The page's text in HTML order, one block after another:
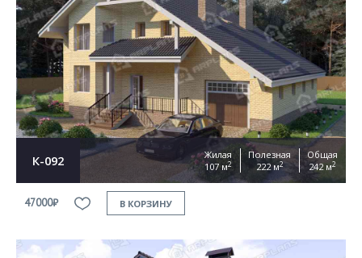
К-092
Жилая
107 м2
Полезная
222 м2
Общая
242 м2
47000₽ В КОРЗИНУ